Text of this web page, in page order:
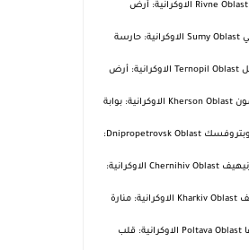
مقاطعة ريفنا Rivne Oblast الاوكرانية: أرض
مقاطعة سومي Sumy Oblast الاوكرانية: حارسة
مقاطعة تيرنوبل Ternopil Oblast الاوكرانية: أرض
مقاطعة خيرسون Kherson Oblast الاوكرانية: بوابة
مقاطعة دنيبروبتروفسك Dnipropetrovsk Oblast:
مقاطعة تشيرنيهيف Chernihiv Oblast الاوكرانية:
مقاطعة خاركيف Kharkiv Oblast الاوكرانية: منارة
مقاطعة بولتافا Poltava Oblast الاوكرانية: قلب